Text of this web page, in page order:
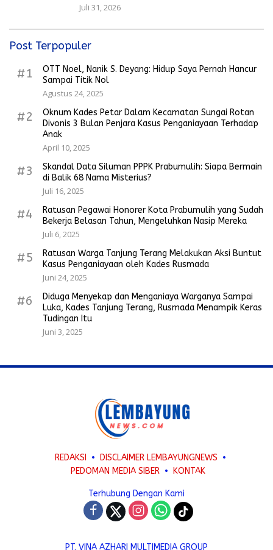
Juli 31, 2026
Post Terpopuler
#1
OTT Noel, Nanik S. Deyang: Hidup Saya Pernah Hancur
Sampai Titik Nol
Agustus 24, 2025
#2
Oknum Kades Petar Dalam Kecamatan Sungai Rotan
Divonis 3 Bulan Penjara Kasus Penganiayaan Terhadap
Anak
April 10, 2025
#3
Skandal Data Siluman PPPK Prabumulih: Siapa Bermain
di Balik 68 Nama Misterius?
Juli 16, 2025
#4
Ratusan Pegawai Honorer Kota Prabumulih yang Sudah
Bekerja Belasan Tahun, Mengeluhkan Nasip Mereka
Juli 6, 2025
#5
Ratusan Warga Tanjung Terang Melakukan Aksi Buntut
Kasus Penganiayaan oleh Kades Rusmada
Juni 24, 2025
#6
Diduga Menyekap dan Menganiaya Warganya Sampai
Luka, Kades Tanjung Terang, Rusmada Menampik Keras
Tudingan Itu
Juni 3, 2025
REDAKSI
DISCLAIMER LEMBAYUNGNEWS
PEDOMAN MEDIA SIBER
KONTAK
Terhubung Dengan Kami
PT. VINA AZHARI MULTIMEDIA GROUP